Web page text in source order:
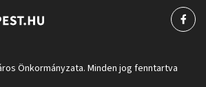
Önkormányzata. Minden jog fenntartva